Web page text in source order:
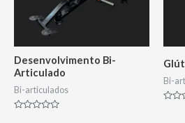
Desenvolvimento Bi-
Articulado
Bi-articulados
Bi-